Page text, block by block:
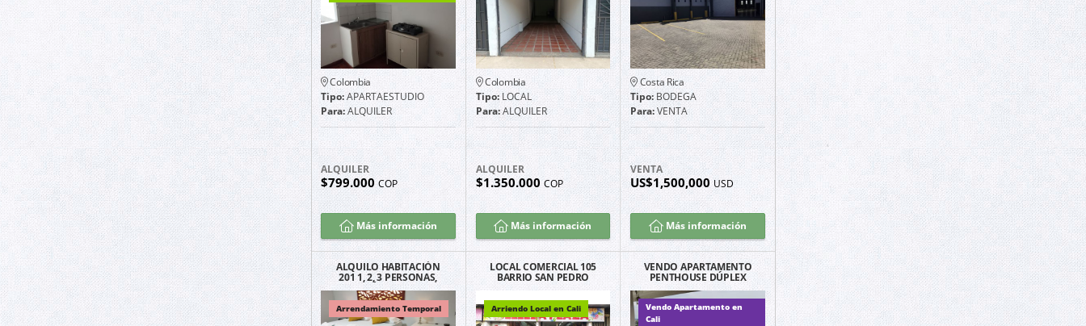
Colombia
Tipo:APARTAESTUDIO
Para:ALQUILER
ALQUILER
$799.000COP
Más información
Colombia
Tipo:LOCAL
Para:ALQUILER
ALQUILER
$1.350.000COP
Más información
Costa Rica
Tipo:BODEGA
Para:VENTA
VENTA
US$1,500,000USD
Más información
ALQUILO HABITACIÓN
201 1, 2, 3 PERSONAS,
POR DÍAS, CALI SAN
FERNANDO
Arrendamiento Temporal
LOCAL COMERCIAL 105
BARRIO SAN PEDRO
BELLEZA PLAZA
Arriendo Local en Cali
VENDO APARTAMENTO
PENTHOUSE DÚPLEX
FRENTE A CHIPICHAPE
NORTE DE CALI
Vendo Apartamento en
Cali